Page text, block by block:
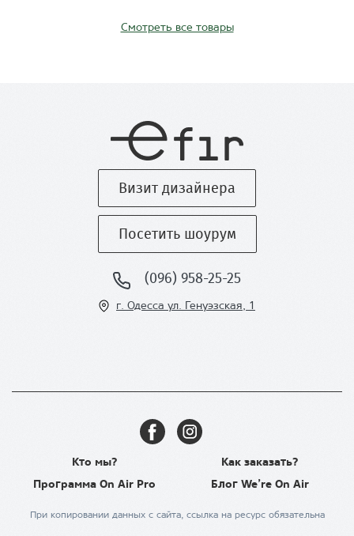
Смотреть все товары
г. Одесса ул. Генуэзская, 1
(096) 958-25-25
Посетить шоурум
Визит дизайнера
Кто мы? Как заказать?
Программа On Air Pro Блог We’re On Air
При копировании данных с сайта, ссылка на ресурс обязательна